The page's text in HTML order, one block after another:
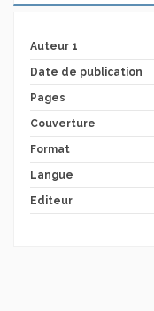
Auteur 1
Date de publication
Pages
Couverture
Format
Langue
Editeur